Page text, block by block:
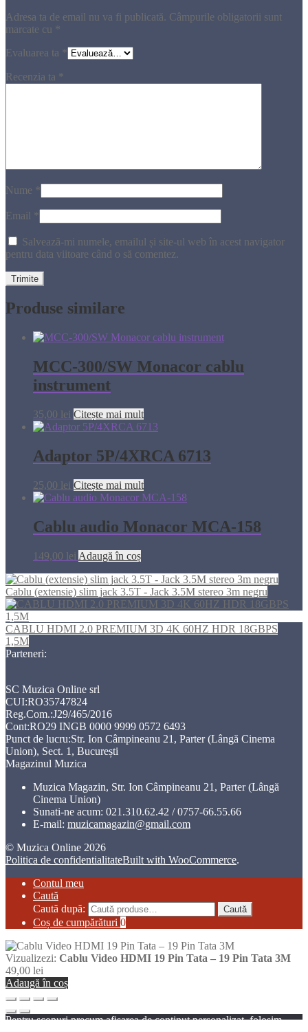
Adresa ta de email nu va fi publicată. Câmpurile obligatorii sunt
marcate cu *
Evaluarea ta *
Recenzia ta *
Nume *
Email *
Salvează-mi numele, emailul și site-ul web în acest navigator
pentru data viitoare când o să comentez.
Produse similare
MCC-300/SW Monacor cablu
instrument
35,00 lei Citește mai mult
Adaptor 5P/4XRCA 6713
25,00 lei Citește mai mult
Cablu audio Monacor MCA-158
149,00 lei Adaugă în coș
Cablu (extensie) slim jack 3.5T - Jack 3.5M stereo 3m negru
CABLU HDMI 2.0 PREMIUM 3D 4K 60HZ HDR 18GBPS
1,5M
Parteneri:
SC Muzica Online srl
CUI:RO35747824
Reg.Com.:J29/465/2016
Cont:RO29 INGB 0000 9999 0572 6493
Punct de lucru:Str. Ion Câmpineanu 21, Parter (Lângă Cinema
Union), Sect. 1, București
Magazinul Muzica
Muzica Magazin, Str. Ion Câmpineanu 21, Parter (Lângă
Cinema Union)
Sunati-ne acum: 021.310.62.42 / 0757-66.55.66
E-mail: muzicamagazin@gmail.com
© Muzica Online 2026
Politica de confidentialitateBuilt with WooCommerce.
Contul meu
Caută
Caută după:
Caută
Coș de cumpărături 0
Vizualizezi: Cablu Video HDMI 19 Pin Tata – 19 Pin Tata 3M
49,00 lei
Adaugă în coș
Pentru scopuri precum afișarea de conținut personalizat, folosim